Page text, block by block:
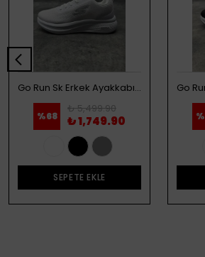
Go Run Sk Erkek Ayakkabı - Beyaz
%68
₺ 5,499.90
₺ 1,749.90
SEPETE EKLE
%